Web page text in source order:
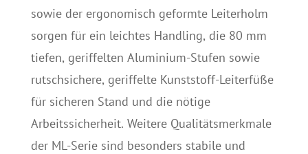
sowie der ergonomisch geformte Leiterholm
sorgen für ein leichtes Handling, die 80 mm
tiefen, geriffelten Aluminium-Stufen sowie
rutschsichere, geriffelte Kunststoff-Leiterfüße
für sicheren Stand und die nötige
Arbeitssicherheit. Weitere Qualitätsmerkmale
der ML-Serie sind besonders stabile und